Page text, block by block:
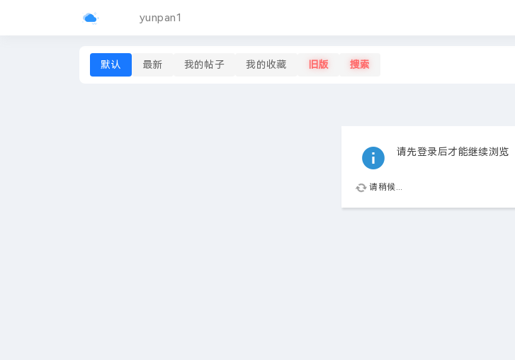
yunpan1
默认 最新 我的帖子 我的收藏 旧版 搜索
请先登录后才能继续浏览
请稍候...